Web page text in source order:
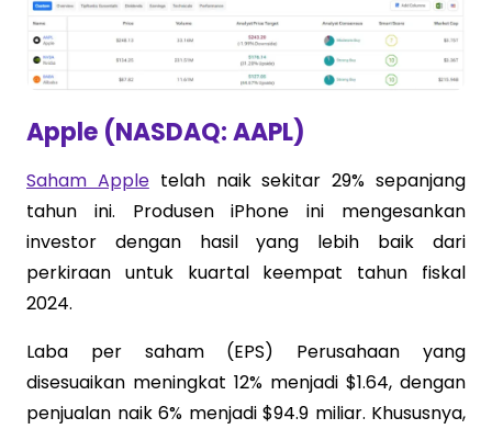
Apple (NASDAQ: AAPL)
Saham Appletelah naik sekitar 29% sepanjang
tahun ini. Produsen iPhone ini mengesankan
investor dengan hasil yang lebih baik dari
perkiraan untuk kuartal keempat tahun fiskal
2024.
Laba per saham (EPS) Perusahaan yang
disesuaikan meningkat 12% menjadi $1.64, dengan
penjualan naik 6% menjadi $94.9 miliar. Khususnya,